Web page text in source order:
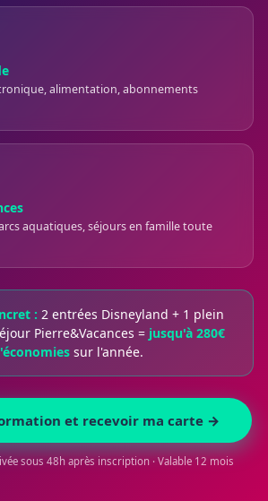
alimentation, abonnements
aquatiques, séjours en famille toute
: 2 entrées Disneyland + 1 plein
Pierre&Vacances = jusqu'à 280€
sur l'année.
et recevoir ma carte →
sous 48h après inscription · Valable 12 mois